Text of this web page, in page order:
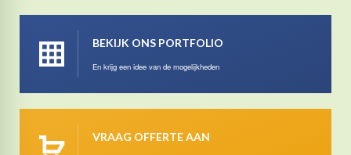
BEKIJK ONS PORTFOLIO
En krijg een idee van de mogelijkheden
VRAAG OFFERTE AAN